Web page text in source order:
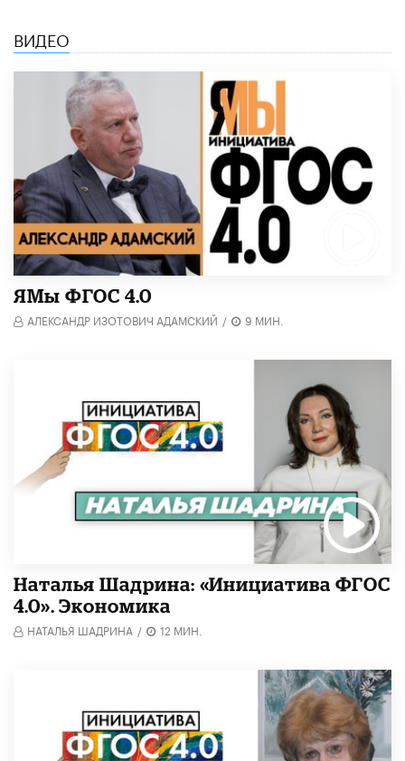
ВИДЕО
​ЯМы ФГОС 4.0
АЛЕКСАНДР ИЗОТОВИЧ АДАМСКИЙ / 9 МИН.
Наталья Шадрина: «Инициатива ФГОС
4.0». Экономика
НАТАЛЬЯ ШАДРИНА / 12 МИН.